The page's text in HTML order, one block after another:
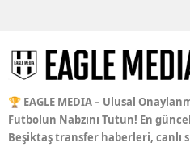
🏆 EAGLE MEDIA – Ulusal
Futbolun Nabzını Tutun! En
Beşiktaş transfer haberleri, canlı